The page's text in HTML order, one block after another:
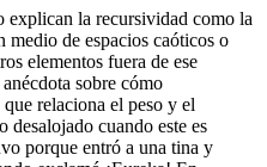
explican la recursividad como la
medio de espacios caóticos o
elementos fuera de ese
sobre cómo
relaciona el peso y el
cuando este es
porque entró a una tina y